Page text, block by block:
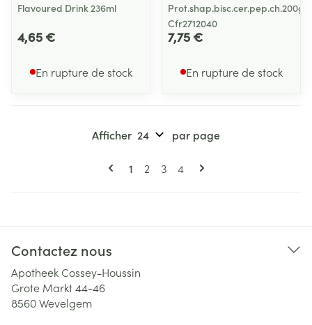
Flavoured Drink 236ml
4,65 €
En rupture de stock
Prot.shap.bisc.cer.pep.ch.200g
Cfr2712040
7,75 €
En rupture de stock
Pages
Vous lisez actuellement la page
1 Page
2 Page
3 Page
4
Afficher par page
Contactez nous
Apotheek Cossey-Houssin
Grote Markt 44-46
8560Wevelgem